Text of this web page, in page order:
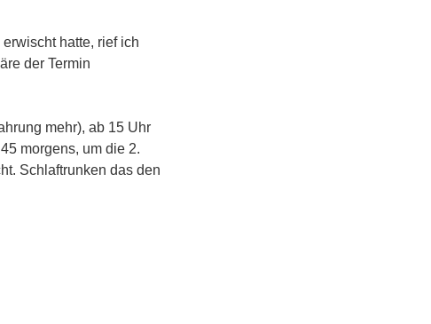
hatte, rief ich
der Termin
mehr), ab 15 Uhr
morgens, um die 2.
Schlaftrunken das den